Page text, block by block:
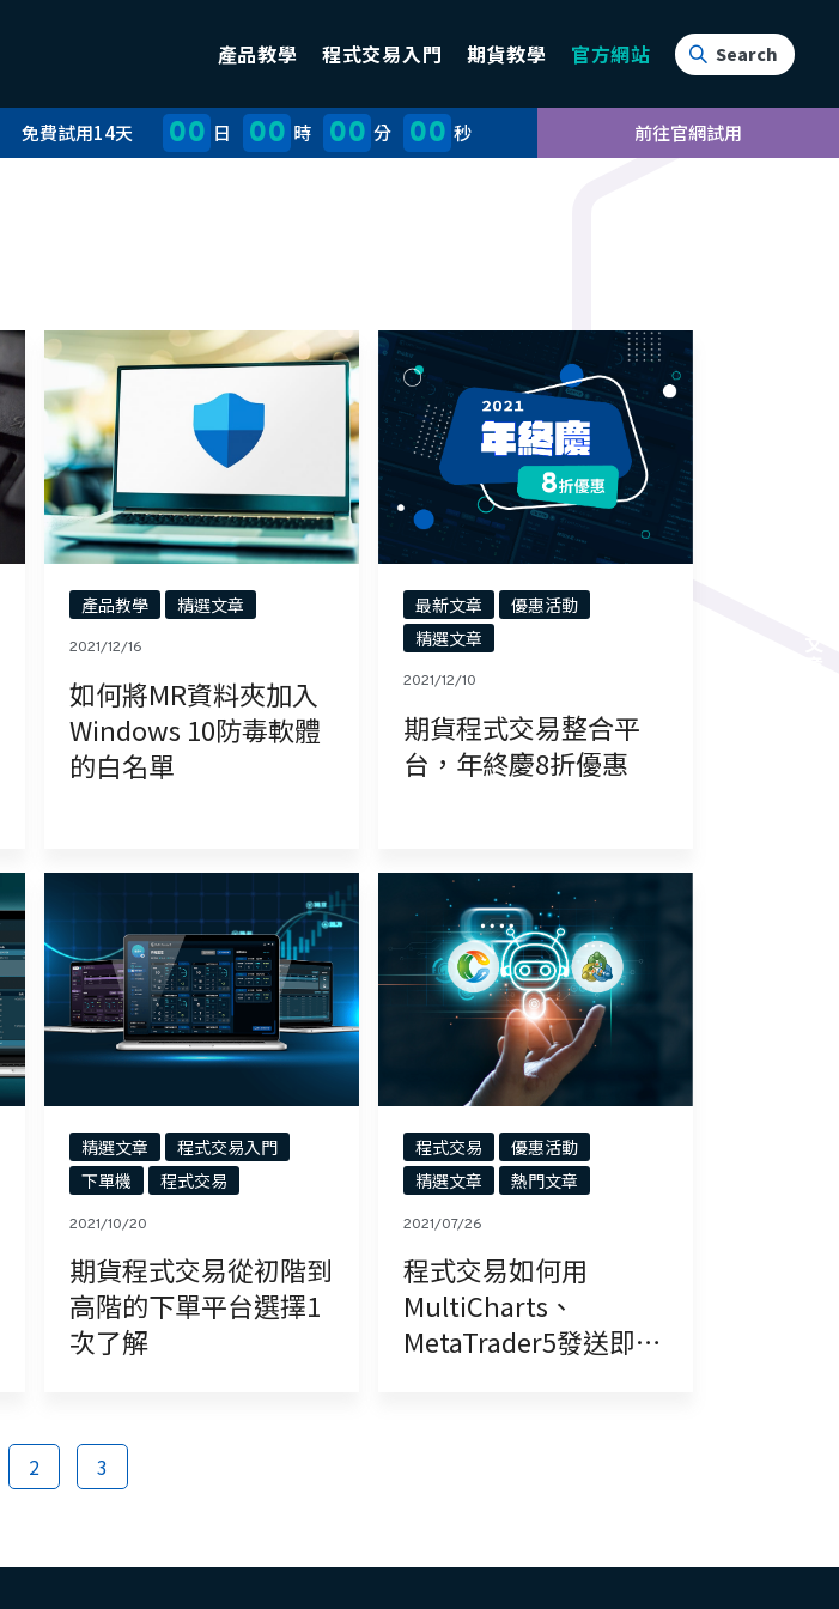
產品教學 程式交易入門 期貨教學 官方網站
前往官網試用
免費試用14天 00 日 00 時 00 分 00 秒
產品教學 精選文章
2021/12/16
如何將MR資料夾加入
Windows 10防毒軟體
的白名單
最新文章
優惠活動
精選文章
2021/12/10
期貨程式交易整合平
台，年終慶8折優惠
精選文章
程式交易入門
下單機
程式交易
2021/10/20
期貨程式交易從初階到
高階的下單平台選擇1
次了解
程式交易
優惠活動
精選文章
熱門文章
2021/07/26
程式交易如何用
MultiCharts、
MetaTrader5發送即時
2 3